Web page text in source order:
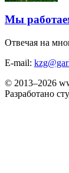
Мы
Отвечая на
E-mail:
© 2013–2026
Разработано